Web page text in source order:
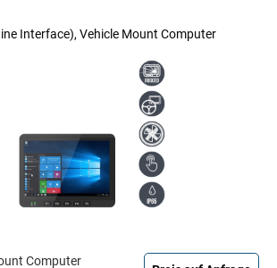
Interface), Vehicle Mount Computer
Computer